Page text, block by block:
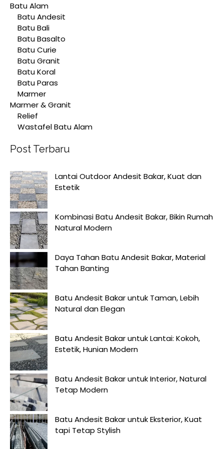
Batu Alam
Batu Andesit
Batu Bali
Batu Basalto
Batu Curie
Batu Granit
Batu Koral
Batu Paras
Marmer
Marmer & Granit
Relief
Wastafel Batu Alam
Post Terbaru
Lantai Outdoor Andesit Bakar, Kuat dan
Estetik
Kombinasi Batu Andesit Bakar, Bikin Rumah
Natural Modern
Daya Tahan Batu Andesit Bakar, Material
Tahan Banting
Batu Andesit Bakar untuk Taman, Lebih
Natural dan Elegan
Batu Andesit Bakar untuk Lantai: Kokoh,
Estetik, Hunian Modern
Batu Andesit Bakar untuk Interior, Natural
Tetap Modern
Batu Andesit Bakar untuk Eksterior, Kuat
tapi Tetap Stylish